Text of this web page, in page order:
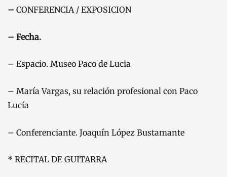
– CONFERENCIA / EXPOSICION
– Fecha.
– Espacio. Museo Paco de Lucia
– María Vargas, su relación profesional con Paco
Lucía
– Conferenciante. Joaquín López Bustamante
* RECITAL DE GUITARRA